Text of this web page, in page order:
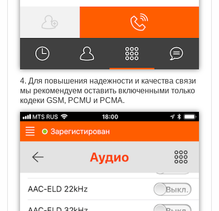
4. Для повышения надежности и качества связи
мы рекомендуем оставить включенными только
кодеки GSM, PCMU и PCMA.